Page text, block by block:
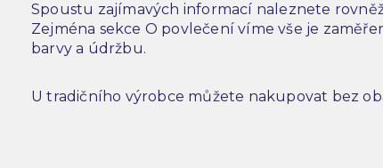
Spoustu zajímavých informací naleznete
Zejména sekce O povlečení víme vše je
barvy a údržbu.
U tradičního výrobce můžete nakupovat bez